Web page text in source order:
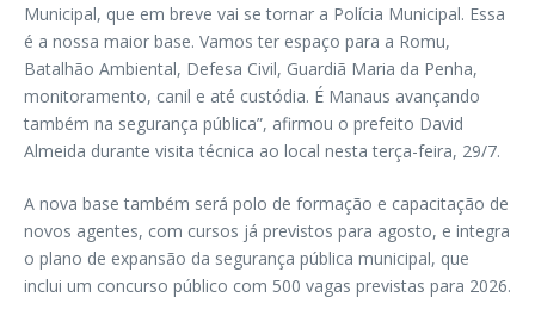
Municipal, que em breve vai se tornar a Polícia Municipal. Essa
é a nossa maior base. Vamos ter espaço para a Romu,
Batalhão Ambiental, Defesa Civil, Guardiã Maria da Penha,
monitoramento, canil e até custódia. É Manaus avançando
também na segurança pública”, afirmou o prefeito David
Almeida durante visita técnica ao local nesta terça-feira, 29/7.
A nova base também será polo de formação e capacitação de
novos agentes, com cursos já previstos para agosto, e integra
o plano de expansão da segurança pública municipal, que
inclui um concurso público com 500 vagas previstas para 2026.